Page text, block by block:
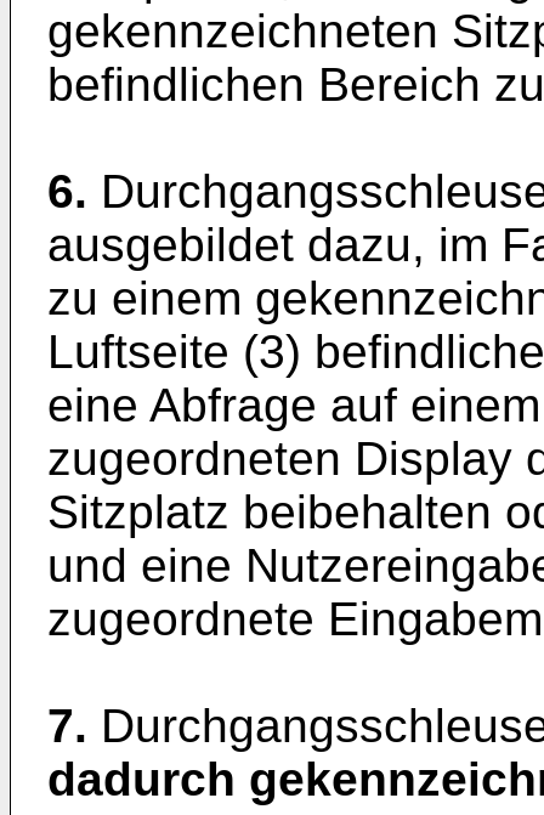
gekennzeichneten
befindlichen Bereich
6.
ausgebildet dazu, im
zu einem
Luftseite (3)
eine Abfrage auf
zugeordneten Display
Sitzplatz beibehalten
und eine
zugeordnete
7.
dadurch